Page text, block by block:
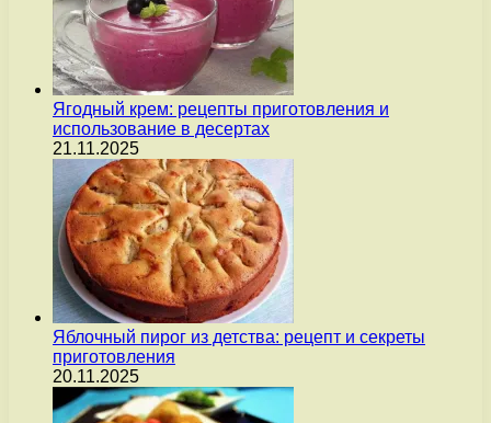
Ягодный крем: рецепты приготовления и
использование в десертах
21.11.2025
Яблочный пирог из детства: рецепт и секреты
приготовления
20.11.2025